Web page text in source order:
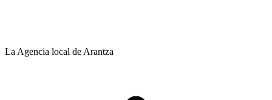
La Agencia local de Arantza